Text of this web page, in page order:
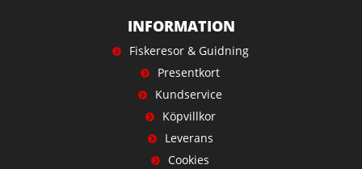
INFORMATION
Fiskeresor & Guidning
Presentkort
Kundservice
Köpvillkor
Leverans
Cookies